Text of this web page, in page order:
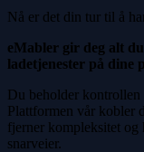
Nå er det din tur til å
eMabler gir deg alt
ladetjenester på dine
Du beholder kontrollen
Plattformen vår kobler
fjerner kompleksitet og
snarveier.